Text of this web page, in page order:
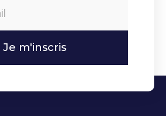
Je m'inscris